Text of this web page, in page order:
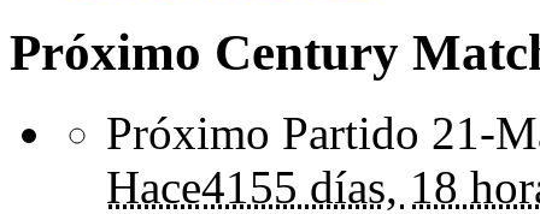
Próximo Century
Próximo Partido 21-
Hace4155 días, 18